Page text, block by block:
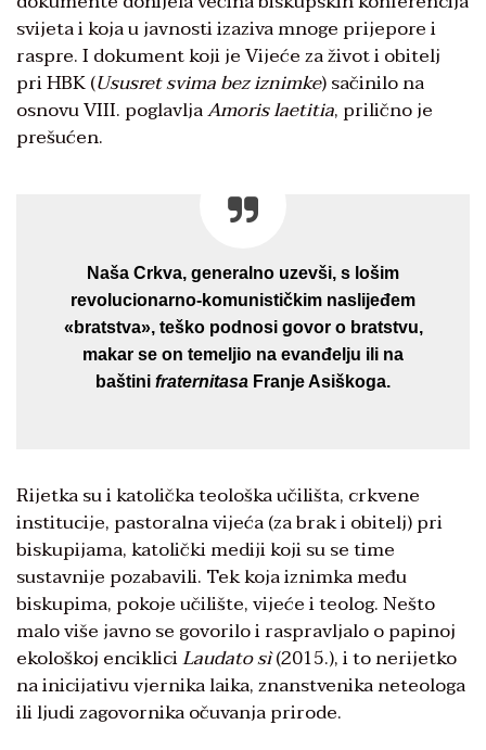
svijeta i koja u javnosti izaziva mnoge prijepore i
raspre. I dokument koji je Vijeće za život i obitelj
pri HBK (Ususret svima bez iznimke) sačinilo na
osnovu VIII. poglavljaAmoris laetitia, prilično je
prešućen.
Naša Crkva, generalno uzevši, s lošim
revolucionarno-komunističkim naslijeđem
«bratstva», teško podnosi govor o bratstvu,
makar se on temeljio na evanđelju ili na
baštini fraternitasa Franje Asiškoga.
Rijetka su i katolička teološka učilišta, crkvene
institucije, pastoralna vijeća (za brak i obitelj) pri
biskupijama, katolički mediji koji su se time
sustavnije pozabavili. Tek koja iznimka među
biskupima, pokoje učilište, vijeće i teolog. Nešto
malo više javno se govorilo i raspravljalo o papinoj
ekološkoj encikliciLaudato sì(2015.), i to nerijetko
na inicijativu vjernika laika, znanstvenika neteologa
ili ljudi zagovornika očuvanja prirode.